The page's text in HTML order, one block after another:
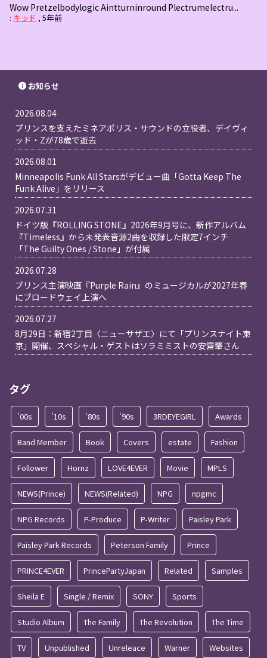
Wow Pretzelbodylogic Aintturninround Plectrumelectru...
: キッド , 5年前
お知らせ
2026.08.04
プリンスを支えたミネアポリス・サウンドの立役者、デイヴィ
ッド・Zが78歳で逝去
2026.08.01
Minneapolis Funk All Starsがデビュー曲「Gotta Keep The
Funk Alive」をリリース
2026.07.31
ドイツ版『ROLLING STONE』2026年9月号に、新作アルバム
『Timeless』から未発表音源2曲を収録した限定7インチ
「The Guilty Ones / Stone」が付属
2026.07.28
プリンス主演映画『Purple Rain』のミュージカルが2027年春
にブロードウェイ上演へ
2026.07.27
8月29日：新宿2丁目〈ニューサザエ〉にて「プリンスナイト東
京」開催、スペシャル・ゲストはソラミミストの安齋肇さん
タグ
'00s '10s '80s '90s 3RDEYEGIRL Awards
Band Member Book Covers estate Fashion
Follower Hornz LOVE4EVER Movie MPLS
NEWS(Prince) NEWS(Related) NPG npgmc
NPG Records P-Produce P-Writer Paisley Park
Paisley Park Records Peterson Family Prince
PRINCE4EVER PrincePartyJapan Related Samples
Sheila E Single / Remix SONY Sports
Studio Album The Family The Revolution The Time
TV Unpublished Unreleace Warner Websites